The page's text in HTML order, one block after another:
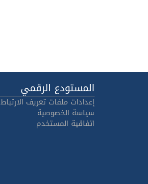
المستودع الرقمي
إعدادات ملفات تعريف الارتباط
سياسة الخصوصية
اتفاقية المستخدم